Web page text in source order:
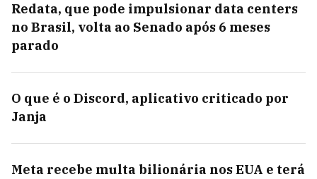
Redata, que pode impulsionar data centers
no Brasil, volta ao Senado após 6 meses
parado
O que é o Discord, aplicativo criticado por
Janja
Meta recebe multa bilionária nos EUA e terá